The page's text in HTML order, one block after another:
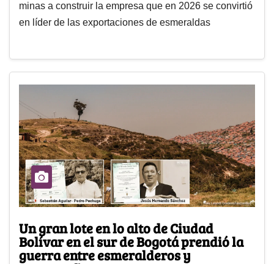
minas a construir la empresa que en 2026 se convirtió
en líder de las exportaciones de esmeraldas
Un gran lote en lo alto de Ciudad
Bolívar en el sur de Bogotá prendió la
guerra entre esmeralderos y